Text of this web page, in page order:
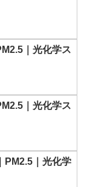
｜光化学ス
｜光化学ス
PM2.5｜光化学